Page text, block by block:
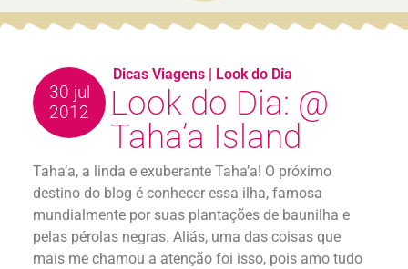
30 jul
2012
Look do Dia: @
Taha’a Island
Taha’a, a linda e exuberante Taha’a! O próximo
destino do blog é conhecer essa ilha, famosa
mundialmente por suas plantações de baunilha e
pelas pérolas negras. Aliás, uma das coisas que
mais me chamou a atenção foi isso, pois amo tudo
Dicas Viagens | Look do Dia